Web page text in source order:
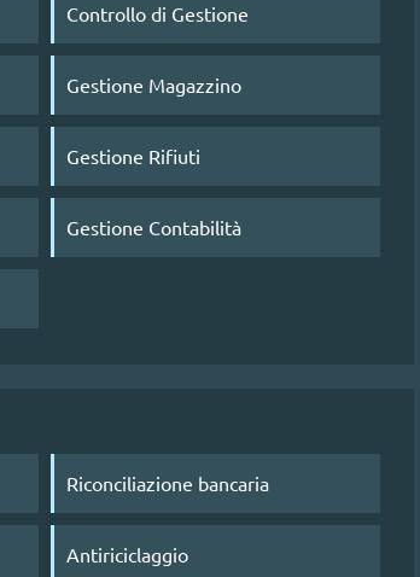
Controllo di Gestione
Gestione Magazzino
Gestione Rifiuti
Gestione Contabilità
Riconciliazione bancaria
Antiriciclaggio